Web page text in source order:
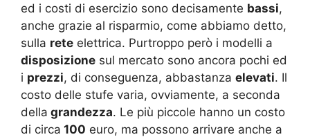
ed i costi di esercizio sono decisamente bassi,
anche grazie al risparmio, come abbiamo detto,
sulla rete elettrica. Purtroppo però i modelli a
disposizione sul mercato sono ancora pochi ed
i prezzi, di conseguenza, abbastanza elevati. Il
costo delle stufe varia, ovviamente, a seconda
della grandezza. Le più piccole hanno un costo
di circa 100 euro, ma possono arrivare anche a